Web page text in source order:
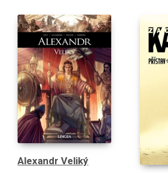
Alexandr Veliký